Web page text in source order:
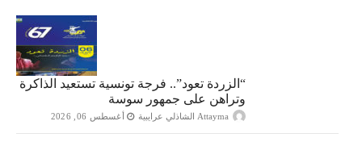
“الزردة تعود”.. فرجة تونسية تستعيد الذاكرة
وتراهن على جمهور سوسة
Attayma الشاذلي عرايبية أغسطس 06, 2026